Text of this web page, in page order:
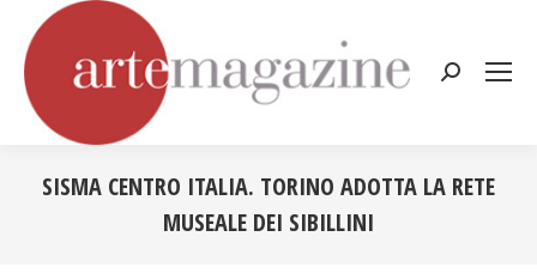
Cerca:
SISMA CENTRO ITALIA. TORINO ADOTTA LA RETE
MUSEALE DEI SIBILLINI